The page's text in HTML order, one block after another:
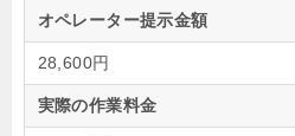
オペレーター提示金額
28,600円
実際の作業料金